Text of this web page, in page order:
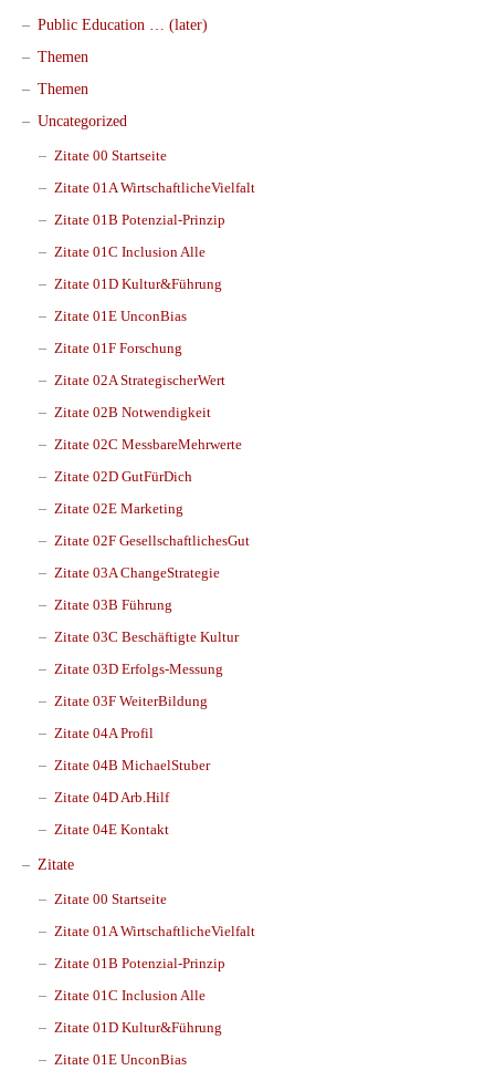
Public Education … (later)
Themen
Themen
Uncategorized
Zitate 00 Startseite
Zitate 01A WirtschaftlicheVielfalt
Zitate 01B Potenzial-Prinzip
Zitate 01C Inclusion Alle
Zitate 01D Kultur&Führung
Zitate 01E UnconBias
Zitate 01F Forschung
Zitate 02A StrategischerWert
Zitate 02B Notwendigkeit
Zitate 02C MessbareMehrwerte
Zitate 02D GutFürDich
Zitate 02E Marketing
Zitate 02F GesellschaftlichesGut
Zitate 03A ChangeStrategie
Zitate 03B Führung
Zitate 03C Beschäftigte Kultur
Zitate 03D Erfolgs-Messung
Zitate 03F WeiterBildung
Zitate 04A Profil
Zitate 04B MichaelStuber
Zitate 04D Arb.Hilf
Zitate 04E Kontakt
Zitate
Zitate 00 Startseite
Zitate 01A WirtschaftlicheVielfalt
Zitate 01B Potenzial-Prinzip
Zitate 01C Inclusion Alle
Zitate 01D Kultur&Führung
Zitate 01E UnconBias